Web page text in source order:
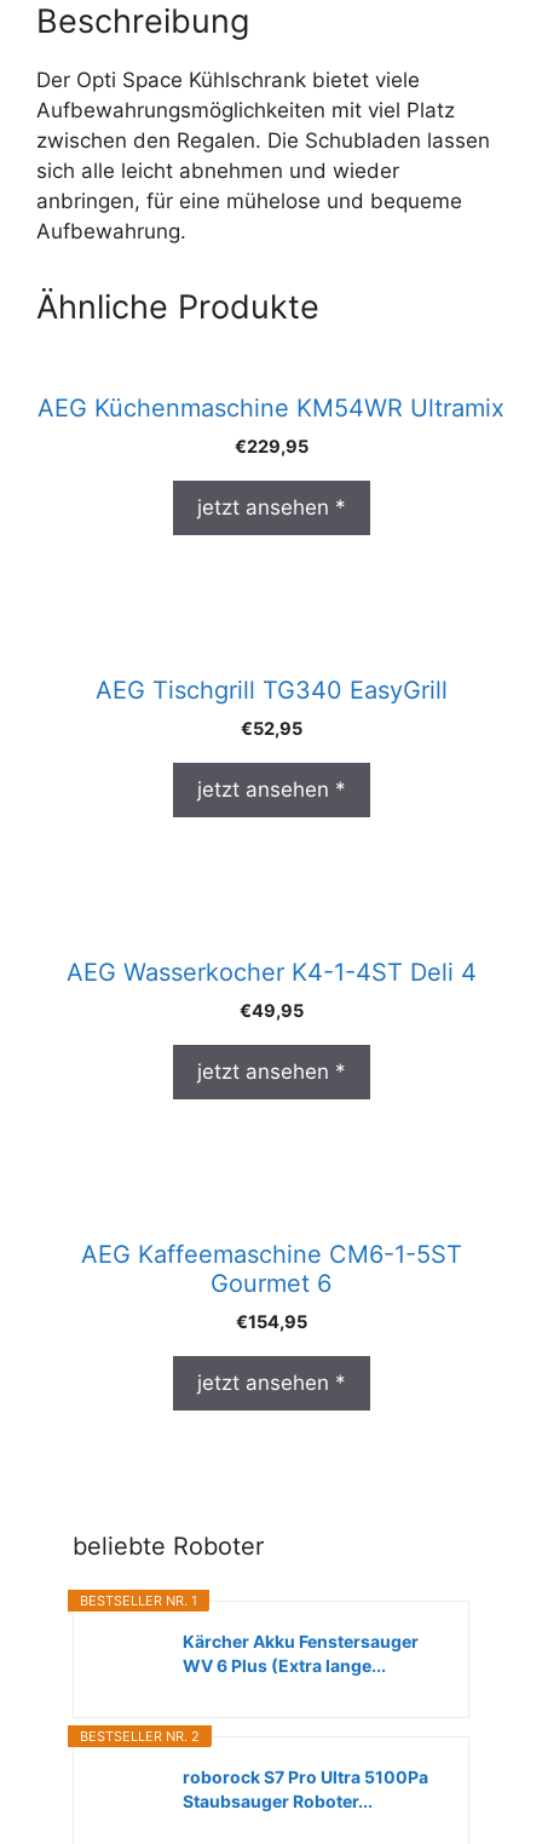
Beschreibung
Der Opti Space Kühlschrank bietet viele
Aufbewahrungsmöglichkeiten mit viel Platz
zwischen den Regalen. Die Schubladen lassen
sich alle leicht abnehmen und wieder
anbringen, für eine mühelose und bequeme
Aufbewahrung.
Ähnliche Produkte
AEG Küchenmaschine KM54WR Ultramix
€229,95
jetzt ansehen *
AEG Tischgrill TG340 EasyGrill
€52,95
jetzt ansehen *
AEG Wasserkocher K4-1-4ST Deli 4
€49,95
jetzt ansehen *
AEG Kaffeemaschine CM6-1-5ST
Gourmet 6
€154,95
jetzt ansehen *
beliebte Roboter
BESTSELLER NR. 1
Kärcher Akku Fenstersauger
WV 6 Plus (Extra lange...
BESTSELLER NR. 2
roborock S7 Pro Ultra 5100Pa
Staubsauger Roboter...